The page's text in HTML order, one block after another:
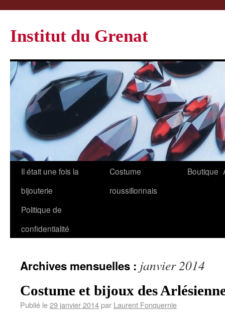
Institut du Grenat
Il était une fois la
bijouterie
Costume
roussillonnais
Boutique
Politique de
confidentialité
Archives mensuelles : janvier 2014
Costume et bijoux des
Publié le29 janvier 2014par Laurent Fonquernie